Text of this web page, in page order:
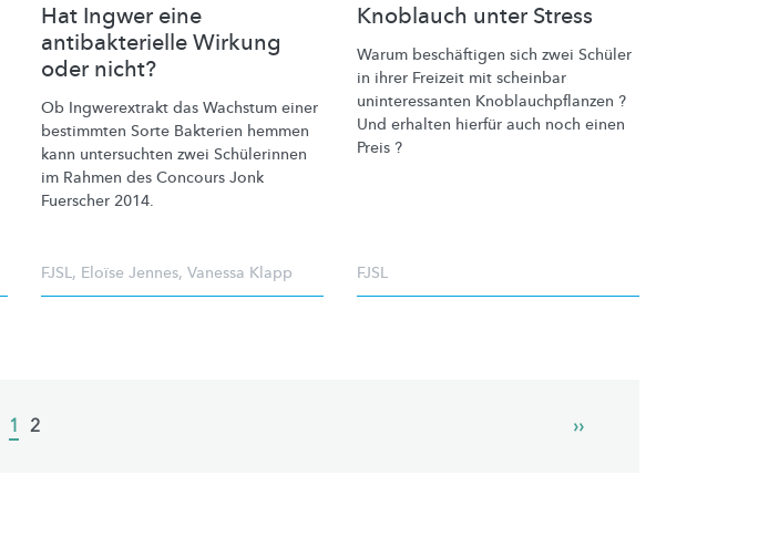
Hat Ingwer eine
antibakterielle Wirkung
oder nicht?
Ob Ingwerextrakt das Wachstum einer
bestimmten Sorte Bakterien hemmen
kann untersuchten zwei Schülerinnen
im Rahmen des Concours Jonk
Fuerscher 2014.
FJSL, Eloïse Jennes, Vanessa Klapp
Knoblauch unter Stress
Warum beschäftigen sich zwei Schüler
in ihrer Freizeit mit scheinbar
uninteressanten Knoblauchpflanzen ?
Und erhalten hierfür auch noch einen
Preis ?
FJSL
Current
1 Page
2
Next
››